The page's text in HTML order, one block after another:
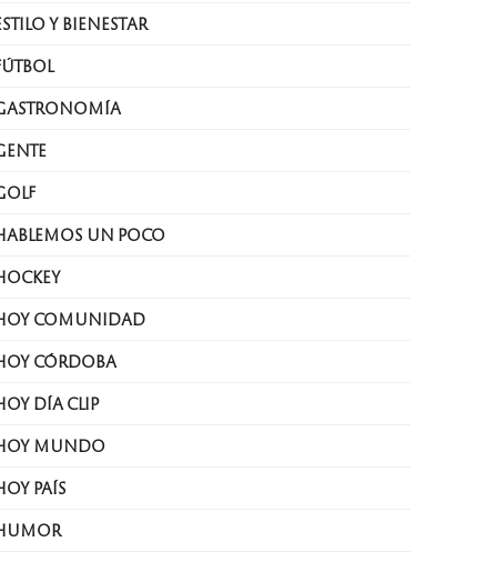
Y BIENESTAR
UN POCO
COMUNIDAD
CÓRDOBA
DÍA CLIP
MUNDO
PAÍS